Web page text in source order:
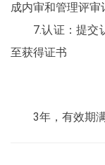
成内审和管理评审
7.认证：提交
至获得证书
3年，有效期